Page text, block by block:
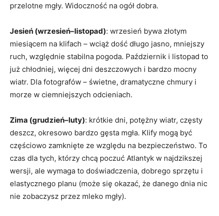
przelotne mgły. Widoczność na ogół dobra.
Jesień (wrzesień–listopad): wrzesień bywa złotym
miesiącem na klifach – wciąż dość długo jasno, mniejszy
ruch, względnie stabilna pogoda. Październik i listopad to
już chłodniej, więcej dni deszczowych i bardzo mocny
wiatr. Dla fotografów – świetne, dramatyczne chmury i
morze w ciemniejszych odcieniach.
Zima (grudzień–luty): krótkie dni, potężny wiatr, częsty
deszcz, okresowo bardzo gęsta mgła. Klify mogą być
częściowo zamknięte ze względu na bezpieczeństwo. To
czas dla tych, którzy chcą poczuć Atlantyk w najdzikszej
wersji, ale wymaga to doświadczenia, dobrego sprzętu i
elastycznego planu (może się okazać, że danego dnia nic
nie zobaczysz przez mleko mgły).